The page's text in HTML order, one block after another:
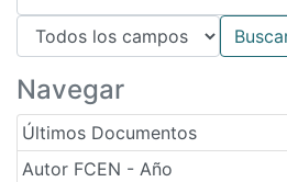
Navegar
Últimos Documentos
Autor FCEN - Año